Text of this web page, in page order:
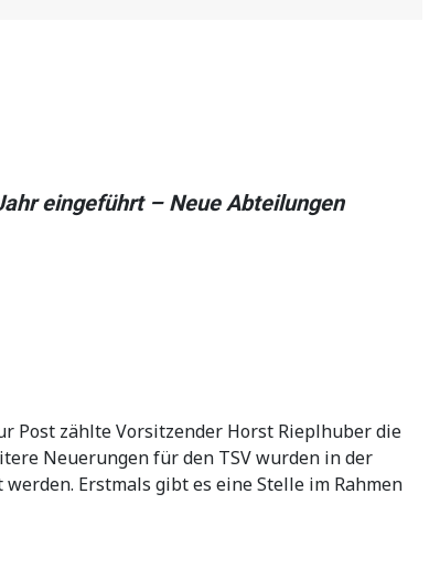
eingeführt – Neue Abteilungen
Post zählte Vorsitzender Horst Rieplhuber die
Neuerungen für den TSV wurden in der
Erstmals gibt es eine Stelle im Rahmen